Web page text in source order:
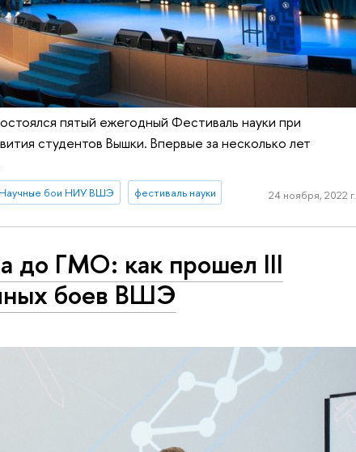
пятый ежегодный Фестиваль науки при
студентов Вышки. Впервые за несколько лет
Научные бои НИУ ВШЭ фестиваль науки 24 ноября, 2022 г.
до ГМО: как прошел III
боев ВШЭ